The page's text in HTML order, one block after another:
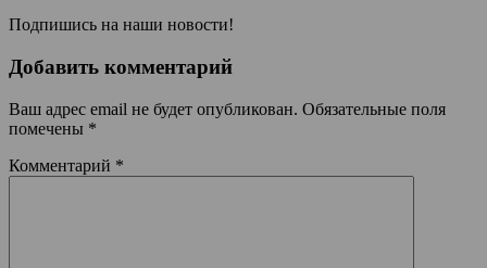
Подпишись на наши новости!
Добавить комментарий
Ваш адрес email не будет опубликован. Обязательные поля
помечены *
Комментарий *